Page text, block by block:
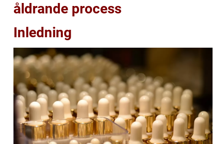
åldrande process
Inledning